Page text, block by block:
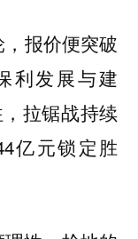
报价便突破
利发展与建
拉锯战持续
亿元锁定胜